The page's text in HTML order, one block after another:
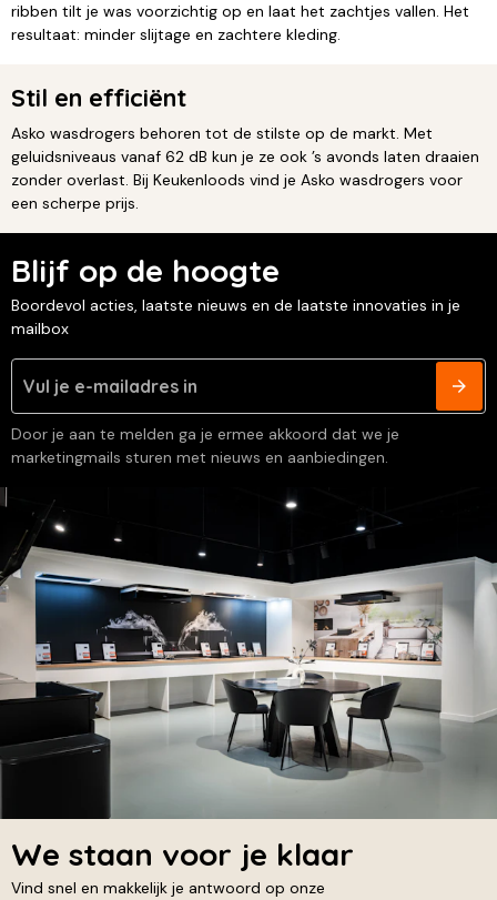
ribben tilt je was voorzichtig op en laat het zachtjes vallen. Het
resultaat: minder slijtage en zachtere kleding.
Stil en efficiënt
Asko wasdrogers behoren tot de stilste op de markt. Met
geluidsniveaus vanaf 62 dB kun je ze ook ’s avonds laten draaien
zonder overlast. Bij Keukenloods vind je Asko wasdrogers voor
een scherpe prijs.
Blijf op de hoogte
Boordevol acties, laatste nieuws en de laatste innovaties in je
mailbox
Door je aan te melden ga je ermee akkoord dat we je
marketingmails sturen met nieuws en aanbiedingen.
We staan voor je klaar
Vind snel en makkelijk je antwoord op onze